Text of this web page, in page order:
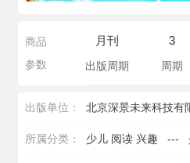
商品
参数
月刊
出版周期
3
周期
出版单位： 北京深景未来科技有
所属分类： 少儿 阅读 兴趣 ---